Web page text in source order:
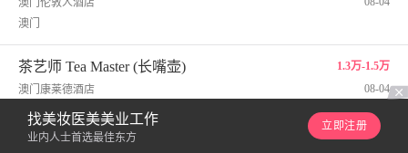
澳门伦敦人酒店
澳门
茶艺师 Tea Master (长嘴壶)
1.3万-1.5万
澳门康莱德酒店
08-04
澳门
找美妆医美美业工作
业内人士首选最佳东方
立即注册